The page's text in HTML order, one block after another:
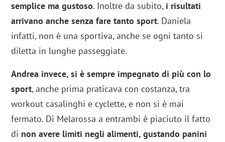
semplice ma gustoso. Inoltre da subito, i risultati
arrivano anche senza fare tanto sport. Daniela
infatti, non è una sportiva, anche se ogni tanto si
diletta in lunghe passeggiate.
Andrea invece, si è sempre impegnato di più con lo
sport, anche prima praticava con costanza, tra
workout casalinghi e cyclette, e non si è mai
fermato. Di Melarossa a entrambi è piaciuto il fatto
di non avere limiti negli alimenti, gustando panini